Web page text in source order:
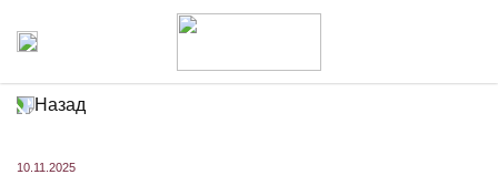
Назад
10.11.2025